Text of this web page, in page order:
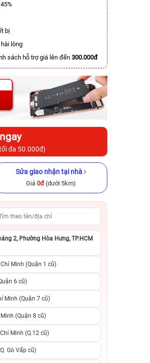
hãng
10.990.000đ
đổi, 0 gọi người thân
-4.900.000đ
bị
lòng
sách hỗ trợ giá lên đến 300.000đ
đa 50.000đ)
Sửa giao nhận tại nhà
Giá 0đ(dưới 5km)
2, Phường Hòa Hưng, TP.HCM
Minh (Quận 1 cũ)
6 cũ)
Minh (Quận 7 cũ)
(Quận 8 cũ)
Minh (Q.12 cũ)
Gò Vấp cũ)